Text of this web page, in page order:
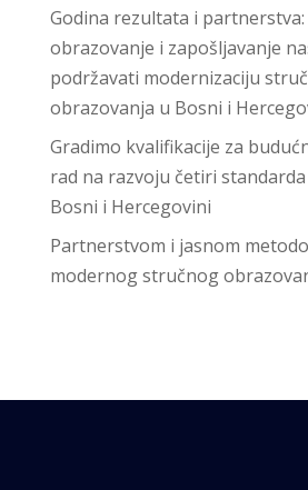
Godina rezultata i partnerstva:
obrazovanje i zapošljavanje
podržavati modernizaciju
obrazovanja u Bosni i
Gradimo kvalifikacije za
rad na razvoju četiri
Bosni i Hercegovini
Partnerstvom i jasnom
modernog stručnog